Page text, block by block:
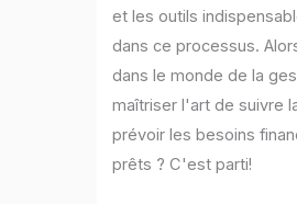
et les outils
dans ce processus.
dans le monde de la
maîtriser l'art de suivre
prévoir les besoins
prêts ? C'est parti!